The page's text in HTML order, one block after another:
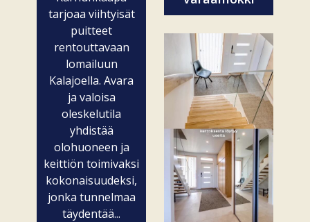
tarjoaa viihtyisät
puitteet
rentouttavaan
lomailuun
Kalajoella. Avara
ja valoisa
oleskelutila
yhdistää
olohuoneen ja
keittiön toimivaksi
kokonaisuudeksi,
jonka tunnelmaa
täydentää...